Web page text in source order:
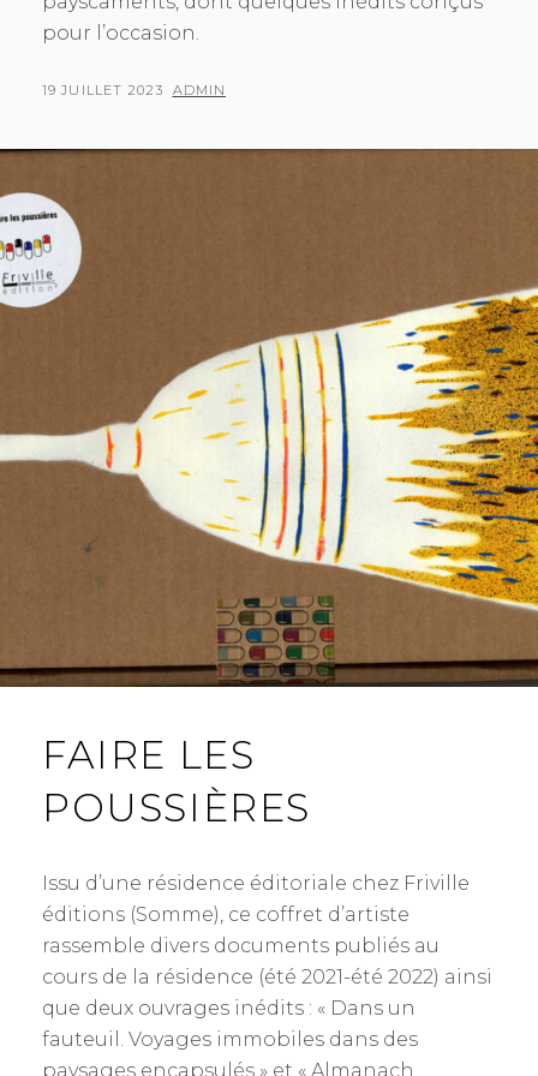
pour l’occasion.
POSTED
19 JUILLET 2023 BY
ADMIN
FAIRE LES
POUSSIÈRES
Issu d’une résidence éditoriale chez Friville
éditions (Somme), ce coffret d’artiste
rassemble divers documents publiés au
cours de la résidence (été 2021-été 2022) ainsi
que deux ouvrages inédits : « Dans un
fauteuil. Voyages immobiles dans des
paysages encapsulés » et « Almanach